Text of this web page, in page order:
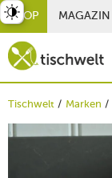
SHOP MAGAZIN
Tischwelt Marken
umschalten